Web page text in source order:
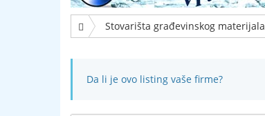
Stovarišta građevinskog materijala
Da li je ovo listing vaše firme?